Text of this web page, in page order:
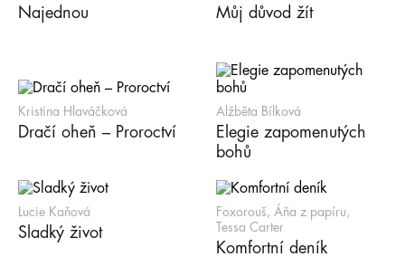
Najednou Můj důvod žít
Kristina Hlaváčková
Dračí oheň – Proroctví
Alžběta Bílková
Elegie zapomenutých
bohů
Lucie Kaňová
Sladký život
Foxorouš, Áňa z papíru,
Tessa Carter
Komfortní deník